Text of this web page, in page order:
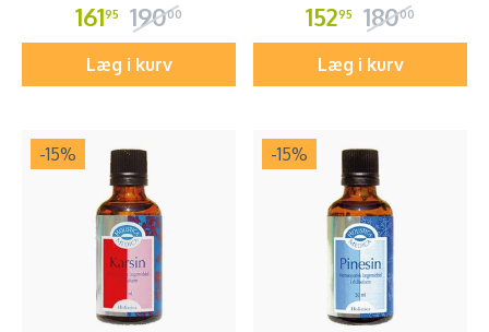
16195 19000
Læg i kurv
15295 18000
Læg i kurv
-15% -15%